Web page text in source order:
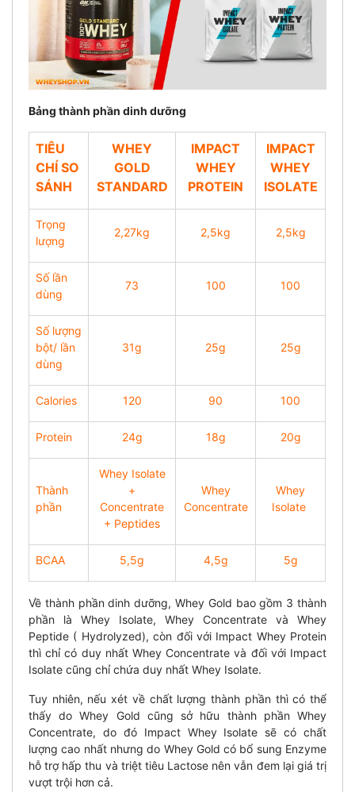
Bảng thành phần dinh dưỡng
TIÊU
CHÍ SO
SÁNH
WHEY
GOLD
STANDARD
IMPACT
WHEY
PROTEIN
IMPACT
WHEY
ISOLATE
Trọng
lượng
2,27kg 2,5kg 2,5kg
Số lần
dùng
73 100 100
Số lượng
bột/ lần
dùng
31g 25g 25g
Calories 120 90 100
Protein 24g 18g 20g
Thành
phần
Whey Isolate
+
Concentrate
+ Peptides
Whey
Concentrate
Whey
Isolate
BCAA 5,5g 4,5g 5g
Về thành phần dinh dưỡng, Whey Gold bao gồm 3 thành
phần là Whey Isolate, Whey Concentrate và Whey
Peptide ( Hydrolyzed), còn đối với Impact Whey Protein
thì chỉ có duy nhất Whey Concentrate và đối với Impact
Isolate cũng chỉ chứa duy nhất Whey Isolate.
Tuy nhiên, nếu xét về chất lượng thành phần thì có thể
thấy do Whey Gold cũng sở hữu thành phần Whey
Concentrate, do đó Impact Whey Isolate sẽ có chất
lượng cao nhất nhưng do Whey Gold có bổ sung Enzyme
hỗ trợ hấp thu và triệt tiêu Lactose nên vẫn đem lại giá trị
vượt trội hơn cả.